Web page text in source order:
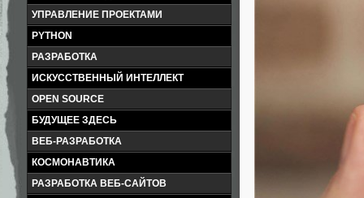
УПРАВЛЕНИЕ ПРОЕКТАМИ
PYTHON
РАЗРАБОТКА
ИСКУССТВЕННЫЙ ИНТЕЛЛЕКТ
OPEN SOURCE
БУДУЩЕЕ ЗДЕСЬ
ВЕБ-РАЗРАБОТКА
КОСМОНАВТИКА
РАЗРАБОТКА ВЕБ-САЙТОВ